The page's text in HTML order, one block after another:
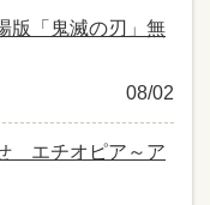
版「鬼滅の刃」無
08/02
エチオピア～ア